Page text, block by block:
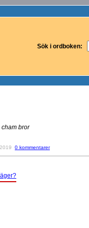
Sök i ordboken:
bror
0 kommentarer